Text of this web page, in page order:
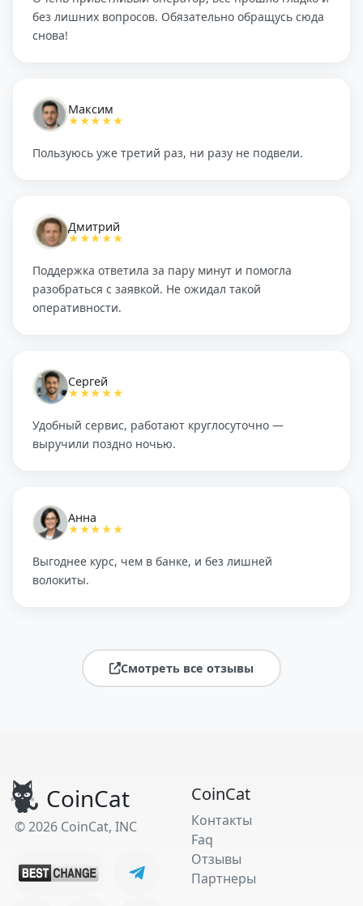
без лишних вопросов. Обязательно обращусь сюда
снова!
Максим
★★★★★
Пользуюсь уже третий раз, ни разу не подвели.
Дмитрий
★★★★★
Поддержка ответила за пару минут и помогла
разобраться с заявкой. Не ожидал такой
оперативности.
Сергей
★★★★★
Удобный сервис, работают круглосуточно —
выручили поздно ночью.
Анна
★★★★★
Выгоднее курс, чем в банке, и без лишней
волокиты.
Смотреть все отзывы
CoinCat
© 2026 CoinCat, INC
CoinCat
Контакты
Faq
Отзывы
Партнеры